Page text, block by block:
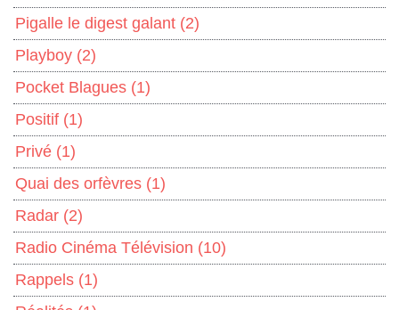
Pigalle le digest galant (2)
Playboy (2)
Pocket Blagues (1)
Positif (1)
Privé (1)
Quai des orfèvres (1)
Radar (2)
Radio Cinéma Télévision (10)
Rappels (1)